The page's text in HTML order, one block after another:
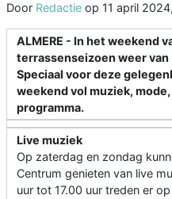
Door Redactie op 11 april
ALMERE - In het weekend
terrassenseizoen weer
Speciaal voor deze
weekend vol muziek,
programma.
Live muziek
Op zaterdag en zondag
Centrum genieten van live
uur tot 17.00 uur treden er